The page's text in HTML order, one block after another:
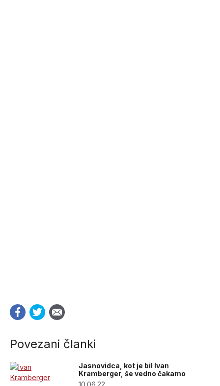
Povezani članki
Jasnovidca, kot je bil Ivan
Kramberger, še vedno čakamo
10.06.22